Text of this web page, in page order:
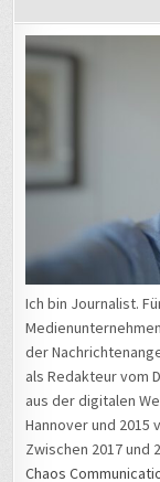
Ich bin Journalist.
der
als Redakteur vom
aus der digitalen
Hannover und 2015
Zwischen 2017 und
Chaos